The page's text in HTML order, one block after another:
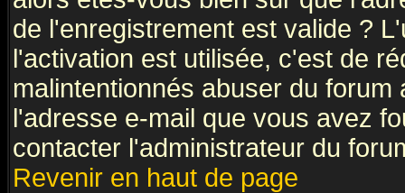
de l'enregistrement est valide ?
l'activation est utilisée, c'est de
malintentionnés abuser du
l'adresse e-mail que vous avez
contacter l'administrateur du
Revenir en haut de page